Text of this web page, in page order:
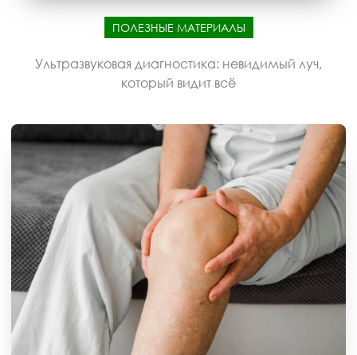
ПОЛЕЗНЫЕ МАТЕРИАЛЫ
Ультразвуковая диагностика: невидимый луч,
который видит всё